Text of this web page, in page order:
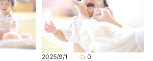
2025/9/1 0